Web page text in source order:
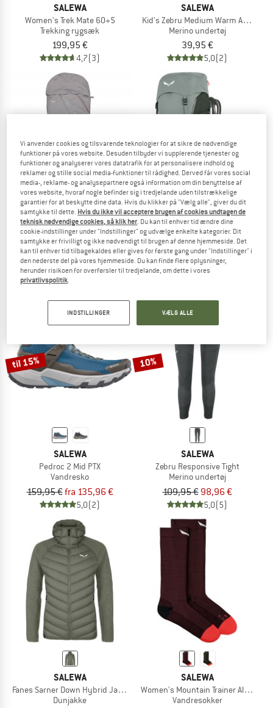
SALEWA
Women's Trek Mate 60+5
Trekking rygsæk
199,95 €
4,7(3)
SALEWA
Kid's Zebru Medium Warm AMR Tight
Merino undertøj
39,95 €
5,0(2)
SALEWA
Microfibre Liner Silverized
Rejsesovepose
84,95 €
SALEWA
Alptrek 42
Vandrerygsæk
219,95 €
til 15%
SALEWA
Pedroc 2 Mid PTX
Vandresko
159,95 €fra 135,96 €
5,0(2)
10%
SALEWA
Zebru Responsive Tight
Merino undertøj
109,95 € 98,96 €
5,0(5)
SALEWA
Fanes Sarner Down Hybrid Jacket
Dunjakke
SALEWA
Women's Mountain Trainer Alpine
Vandresokker
Vi anvender cookies og tilsvarende teknologier for at sikre de nødvendige
funktioner på vores website. Desuden tilbyder vi supplerende tjenester og
funktioner og analyserer vores datatrafik for at personalisere indhold og
reklamer og stille social media-funktioner til rådighed. Derved får vores social
media-, reklame- og analysepartnere også information om din benyttelse af
vores website, hvoraf nogle befinder sig i tredjelande uden tilstrækkelige
garantier for at beskytte dine data. Hvis du klikker på "Vælg alle", giver du dit
samtykke til dette. Hvis du ikke vil acceptere brugen af cookies undtagen de
teknisk nødvendige cookies, så klik her. Du kan til enhver tid ændre dine
cookie-indstillinger under "Indstillinger" og udvælge enkelte kategorier. Dit
samtykke er frivilligt og ikke nødvendigt til brugen af denne hjemmeside. Det
kan til enhver tid tilbagekaldes eller gives for første gang under "Indstillinger" i
den nederste del på vores hjemmeside. Du kan finde flere oplysninger,
herunder risikoen for overførsler til tredjelande, om dette i vores
privatlivspolitik.
INDSTILLINGER VÆLG ALLE